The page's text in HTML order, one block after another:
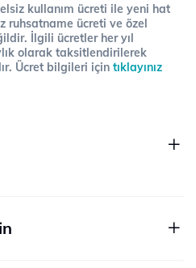
kullanım ücreti ile yeni hat
ruhsatname ücreti ve özel
İlgili ücretler her yıl
olarak taksitlendirilerek
Ücret bilgileri için tıklayınız